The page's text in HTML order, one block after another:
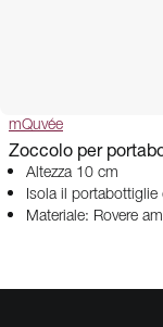
mQuvée
Zoccolo per
Altezza 10 cm
Isola il
Materiale: Rovere